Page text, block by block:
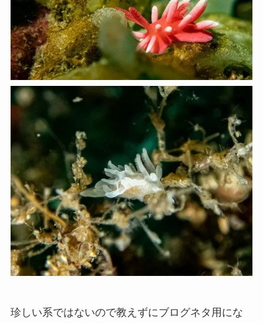
珍しい系ではないので教えずにブログネタ用にな